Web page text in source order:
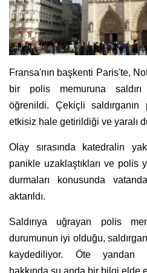
Fransa'nın başkenti Paris'te,
bir polis memuruna
öğrenildi. Çekiçli saldırganın
etkisiz hale getirildiği ve yaralı
Olay sırasında katedralin
panikle uzaklaştıkları ve polis
durmaları konusunda
aktarıldı.
Saldırıya uğrayan polis
durumunun iyi olduğu,
kaydediliyor. Öte yandan